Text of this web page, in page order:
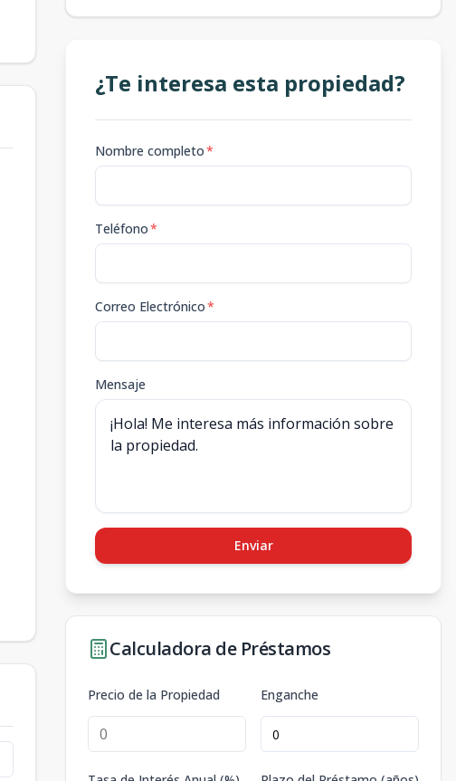
¿Te interesa esta propiedad?
Nombre completo*
Teléfono*
Correo Electrónico*
Mensaje
Enviar
Calculadora de Préstamos
Precio de la Propiedad Enganche